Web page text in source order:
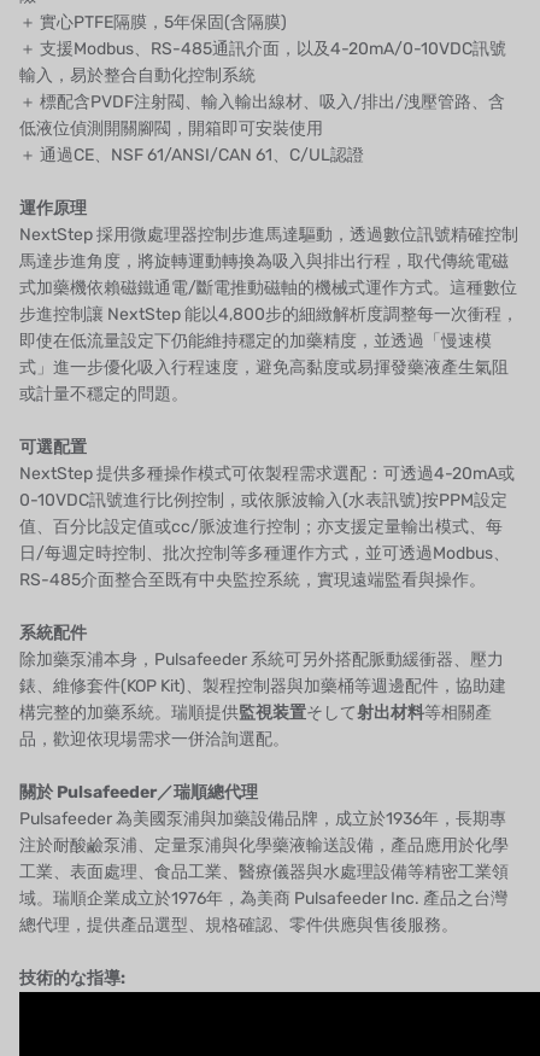
レシップ
ATS
ジャコビ
ETATRON
ウェーブサイバー
ボスキーニ
NIPPON
WL
キャッシュアクメ
矢崎
RUNXIN
＋ 實心PTFE隔膜，5年保固(含隔膜)
＋ 支援Modbus、RS-485通訊介面，以及4-20mA/0-10VDC訊號
輸入，易於整合自動化控制系統
＋ 標配含PVDF注射閥、輸入輸出線材、吸入/排出/洩壓管路、含
低液位偵測開關腳閥，開箱即可安裝使用
＋ 通過CE、NSF 61/ANSI/CAN 61、C/UL認證
運作原理
NextStep 採用微處理器控制步進馬達驅動，透過數位訊號精確控制
馬達步進角度，將旋轉運動轉換為吸入與排出行程，取代傳統電磁
式加藥機依賴磁鐵通電/斷電推動磁軸的機械式運作方式。這種數位
步進控制讓 NextStep 能以4,800步的細緻解析度調整每一次衝程，
即使在低流量設定下仍能維持穩定的加藥精度，並透過「慢速模
式」進一步優化吸入行程速度，避免高黏度或易揮發藥液產生氣阻
或計量不穩定的問題。
可選配置
NextStep 提供多種操作模式可依製程需求選配：可透過4-20mA或
0-10VDC訊號進行比例控制，或依脈波輸入(水表訊號)按PPM設定
值、百分比設定值或cc/脈波進行控制；亦支援定量輸出模式、每
日/每週定時控制、批次控制等多種運作方式，並可透過Modbus、
RS-485介面整合至既有中央監控系統，實現遠端監看與操作。
系統配件
除加藥泵浦本身，Pulsafeeder 系統可另外搭配脈動緩衝器、壓力
錶、維修套件(KOP Kit)、製程控制器與加藥桶等週邊配件，協助建
構完整的加藥系統。瑞順提供監視装置そして射出材料等相關產
品，歡迎依現場需求一併洽詢選配。
關於 Pulsafeeder／瑞順總代理
Pulsafeeder 為美國泵浦與加藥設備品牌，成立於1936年，長期專
注於耐酸鹼泵浦、定量泵浦與化學藥液輸送設備，產品應用於化學
工業、表面處理、食品工業、醫療儀器與水處理設備等精密工業領
域。瑞順企業成立於1976年，為美商 Pulsafeeder Inc. 產品之台灣
總代理，提供產品選型、規格確認、零件供應與售後服務。
技術的な指導: